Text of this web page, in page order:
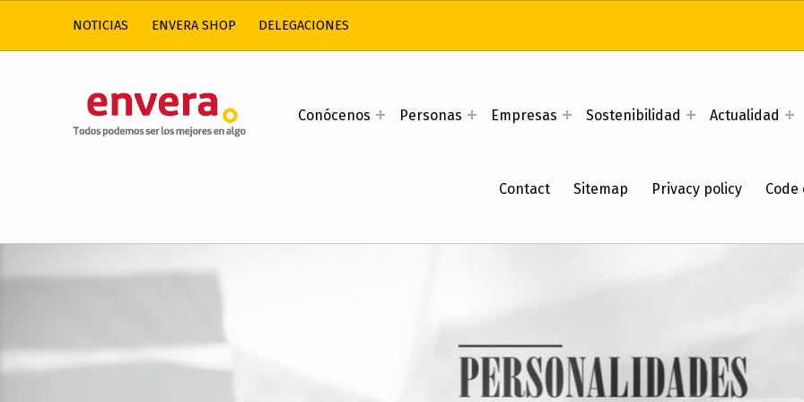
ATENCIÓN A PERSONAS CON DISCAPACIDAD INTELECTUAL
Conócenos Personas Empresas Sostenibilidad Actualidad
Contact Sitemap Privacy policy
NOTICIAS ENVERA SHOP DELEGACIONES